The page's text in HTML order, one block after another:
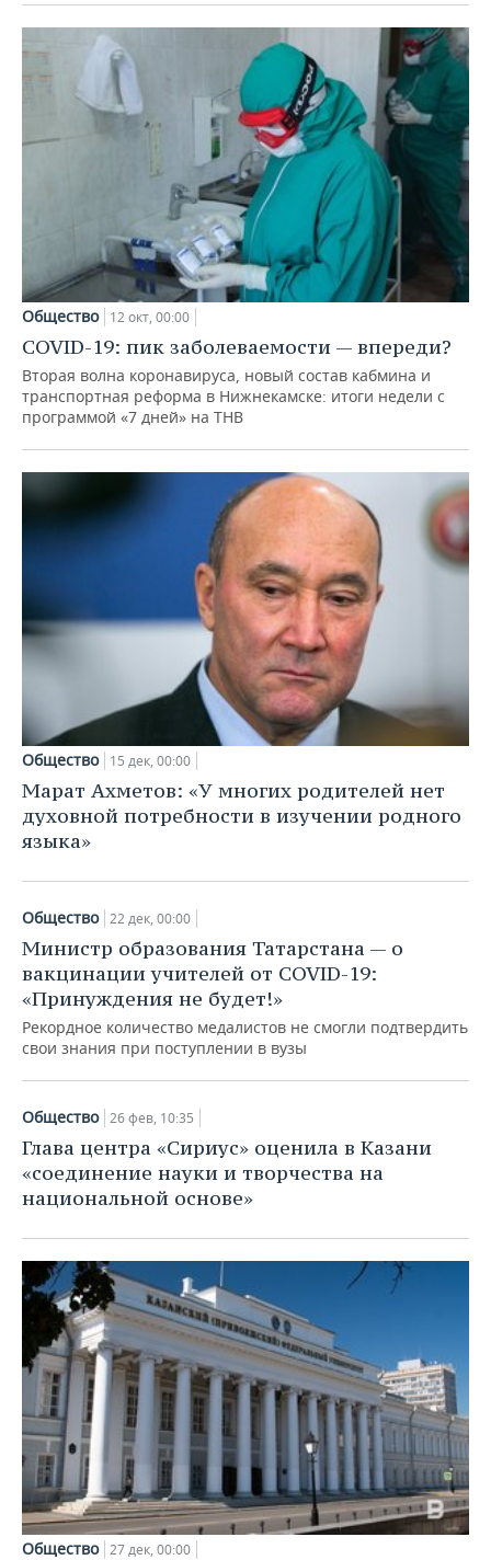
Общество 12 окт, 00:00
COVID-19: пик заболеваемости — впереди?
Вторая волна коронавируса, новый состав кабмина и
транспортная реформа в Нижнекамске: итоги недели с
программой «7 дней» на ТНВ
Общество 15 дек, 00:00
Марат Ахметов: «У многих родителей нет
духовной потребности в изучении родного
языка»
Общество 22 дек, 00:00
Министр образования Татарстана — о
вакцинации учителей от COVID-19:
«Принуждения не будет!»
Рекордное количество медалистов не смогли подтвердить
свои знания при поступлении в вузы
Общество 26 фев, 10:35
Глава центра «Сириус» оценила в Казани
«соединение науки и творчества на
национальной основе»
Общество 27 дек, 00:00